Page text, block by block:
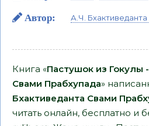
Автор: А.Ч.
Книга «Пастушок из Гокулы
Свами Прабхупада»
Бхактиведанта Свами
читать онлайн, бесплатно и